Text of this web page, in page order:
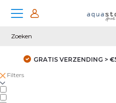
GRATIS VERZENDING >
Filters